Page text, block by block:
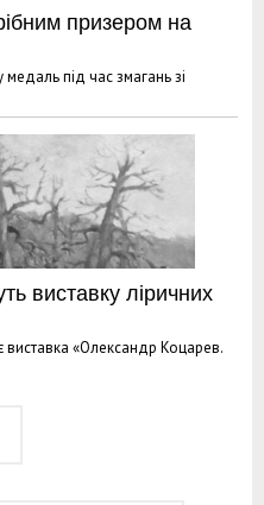
призером на
під час змагань зі
виставку ліричних
виставка «Олександр Коцарев.